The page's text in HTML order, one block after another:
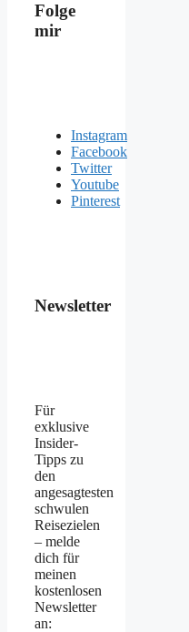
Folge
mir
Instagram
Facebook
Twitter
Youtube
Pinterest
Newsletter
Für
exklusive
Insider-
Tipps zu
den
angesagtesten
schwulen
Reisezielen
– melde
dich für
meinen
kostenlosen
Newsletter
an: